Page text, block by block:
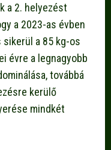
a 2. helyezést
a 2023-as évben
a 85 kg-os
évre a legnagyobb
továbbá
kerülő
mindkét